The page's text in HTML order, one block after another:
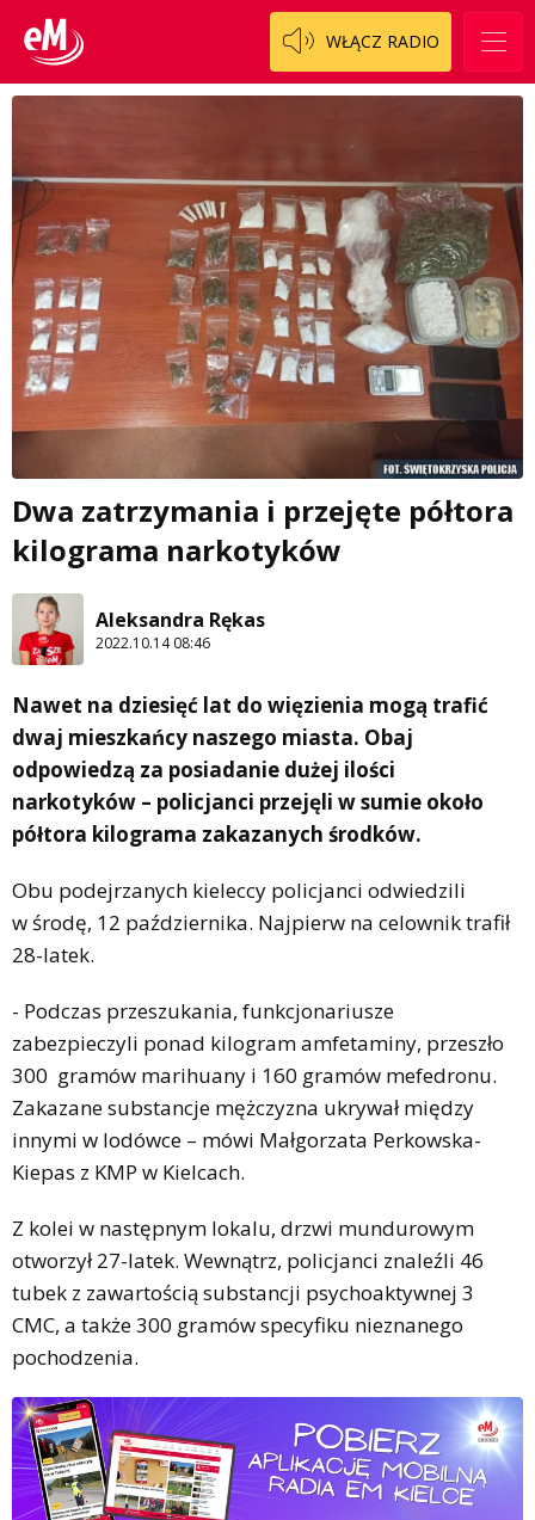
WŁĄCZ RADIO
Dwa zatrzymania i przejęte półtora
kilograma narkotyków
Aleksandra Rękas
2022.10.14 08:46
Nawet na dziesięć lat do więzienia mogą trafić
dwaj mieszkańcy naszego miasta. Obaj
odpowiedzą za posiadanie dużej ilości
narkotyków – policjanci przejęli w sumie około
półtora kilograma zakazanych środków.
Obu podejrzanych kieleccy policjanci odwiedzili
w środę, 12 października. Najpierw na celownik trafił
28-latek.
- Podczas przeszukania, funkcjonariusze
zabezpieczyli ponad kilogram amfetaminy, przeszło
300 gramów marihuany i 160 gramów mefedronu.
Zakazane substancje mężczyzna ukrywał między
innymi w lodówce – mówi Małgorzata Perkowska-
Kiepas z KMP w Kielcach.
Z kolei w następnym lokalu, drzwi mundurowym
otworzył 27-latek. Wewnątrz, policjanci znaleźli 46
tubek z zawartością substancji psychoaktywnej 3
CMC, a także 300 gramów specyfiku nieznanego
pochodzenia.